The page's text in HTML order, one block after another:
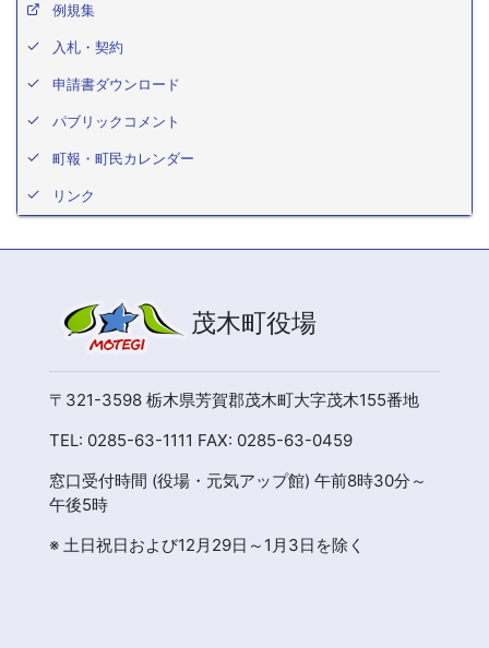
例規集
入札・契約
申請書ダウンロード
パブリックコメント
町報・町民カレンダー
リンク
茂木町役場
〒321-3598 栃木県芳賀郡茂木町大字茂木155番地
TEL: 0285-63-1111 FAX: 0285-63-0459
窓口受付時間 (役場・元気アップ館) 午前8時30分～
午後5時
※ 土日祝日および12月29日～1月3日を除く